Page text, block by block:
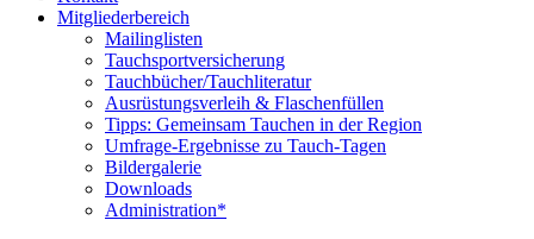
Mitgliederbereich
Mailinglisten
Tauchsportversicherung
Tauchbücher/Tauchliteratur
Ausrüstungsverleih & Flaschenfüllen
Tipps: Gemeinsam Tauchen in der Region
Umfrage-Ergebnisse zu Tauch-Tagen
Bildergalerie
Downloads
Administration*